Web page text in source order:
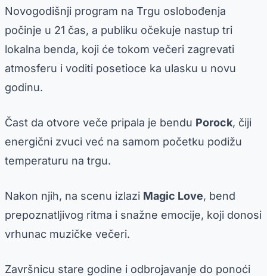
Novogodišnji program na Trgu oslobođenja
počinje u 21 čas, a publiku očekuje nastup tri
lokalna benda, koji će tokom večeri zagrevati
atmosferu i voditi posetioce ka ulasku u novu
godinu.
Čast da otvore veče pripala je bendu Porock, čiji
energični zvuci već na samom početku podižu
temperaturu na trgu.
Nakon njih, na scenu izlazi Magic Love, bend
prepoznatljivog ritma i snažne emocije, koji donosi
vrhunac muzičke večeri.
Završnicu stare godine i odbrojavanje do ponoći